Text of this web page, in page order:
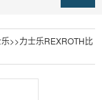
>>力士乐REXROTH比